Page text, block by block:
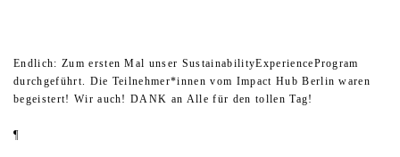
Endlich: Zum ersten Mal unser SustainabilityExperienceProgram
durchgeführt. Die Teilnehmer*innen vom Impact Hub Berlin waren
begeistert! Wir auch! DANK an Alle für den tollen Tag!
¶